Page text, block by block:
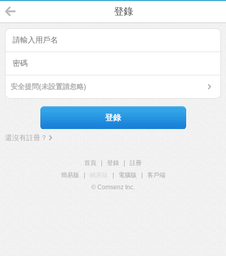
登錄
安全提問(未設置請忽略)
登錄
還沒有註冊？
首頁 登錄
註冊
簡易版
觸屏版 電腦版
客戶端
© Comsenz Inc.